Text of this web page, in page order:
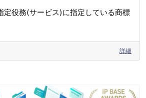
定役務(サービス)に指定している商標
詳細